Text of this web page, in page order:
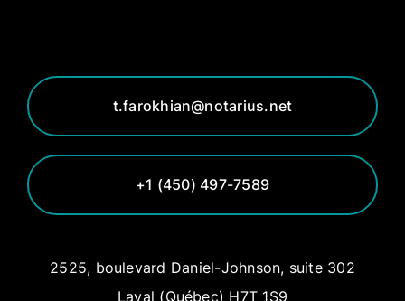
t.farokhian@notarius.net
+1 (450) 497-7589
2525, boulevard Daniel-Johnson, suite 302
Laval (Québec) H7T 1S9